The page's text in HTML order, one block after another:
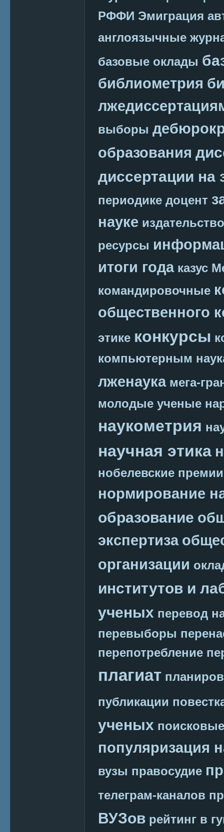
РФФИ Эмиграция
англоязычные
базовые оклады
библиометрия
выборы
образования
диссертации на
периодике доцент
науке издательство
ресурсы
итоги года казус
командировочные
общественного
этике конкурсы
компьютерным
лженаука мега-
молодые ученые
наукометрия
научная этика
нобелевские премии
нормирование
образование
экспертиза
организации
институтов и
ученых перевод
перевыборы
перепотребление
плагиат
публикации
ученых
популяризация
вузы правосудие
телеграм-каналов
ВУЗов рейтинг в